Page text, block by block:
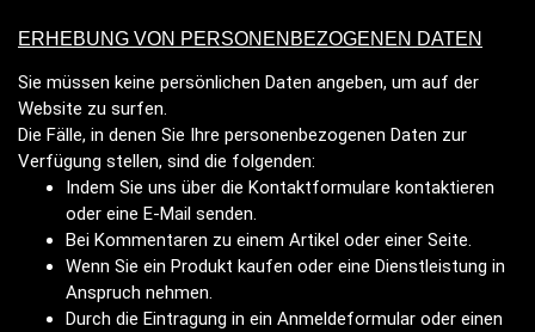
ERHEBUNG VON PERSONENBEZOGENEN DATEN
Sie müssen keine persönlichen Daten angeben, um auf der
Website zu surfen.
Die Fälle, in denen Sie Ihre personenbezogenen Daten zur
Verfügung stellen, sind die folgenden:
Indem Sie uns über die Kontaktformulare kontaktieren
oder eine E-Mail senden.
Bei Kommentaren zu einem Artikel oder einer Seite.
Wenn Sie ein Produkt kaufen oder eine Dienstleistung in
Anspruch nehmen.
Durch die Eintragung in ein Anmeldeformular oder einen